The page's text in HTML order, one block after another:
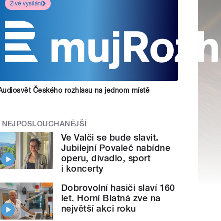
Živé vysílání
Českého rozhlasu na jednom místě
NEJPOSLOUCHANĚJŠÍ
Ve Valči se bude slavit.
Jubilejní Povaleč nabídne
operu, divadlo, sport
i koncerty
Dobrovolní hasiči slaví 160
let. Horní Blatná zve na
největší akci roku